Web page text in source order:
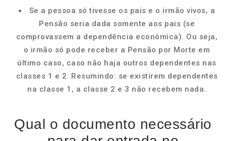
Se a pessoa só tivesse os pais e o irmão vivos, a
Pensão seria dada somente aos pais (se
comprovassem a dependência econômica). Ou seja,
o irmão só pode receber a Pensão por Morte em
último caso, caso não haja outros dependentes nas
classes 1 e 2. Resumindo: se existirem dependentes
na classe 1, a classe 2 e 3 não recebem nada.
Qual o documento necessário